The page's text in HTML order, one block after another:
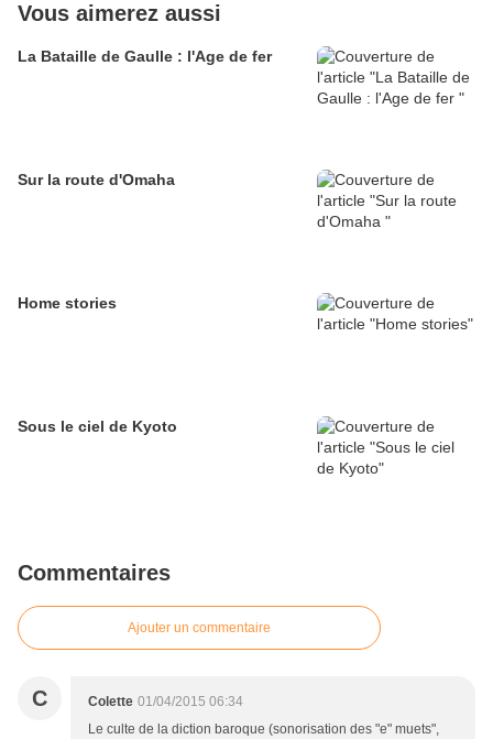
Vous aimerez aussi
La Bataille de Gaulle : l'Age de fer
Sur la route d'Omaha
Home stories
Sous le ciel de Kyoto
Commentaires
Ajouter un commentaire
C Colette 01/04/2015 06:34
Le culte de la diction baroque (sonorisation des "e" muets",